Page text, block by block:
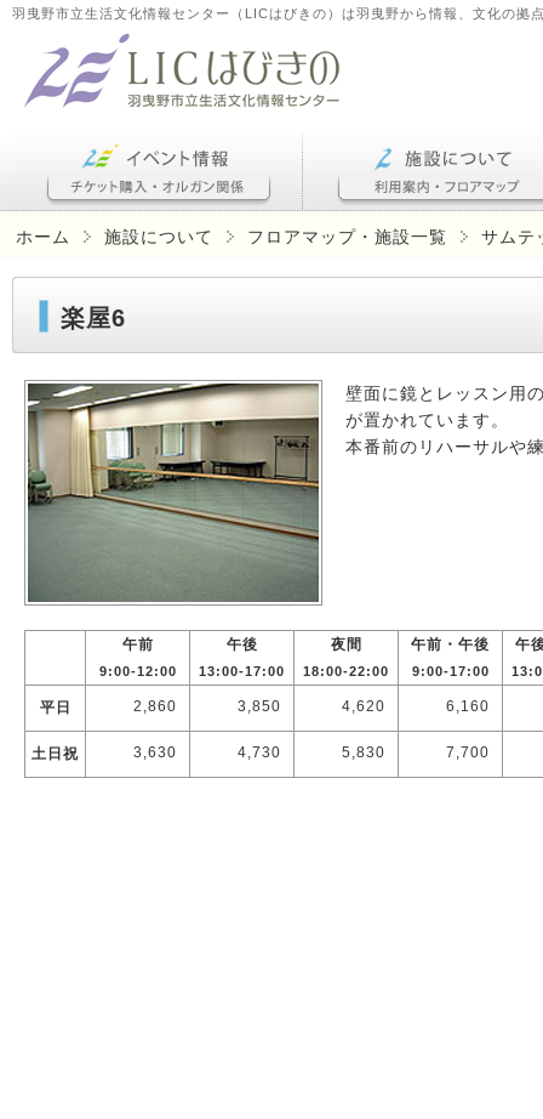
羽曳野市立生活文化情報センター（LICはびきの）は羽曳野から情報、文化の拠
ホーム 施設について フロアマップ・施設一覧 サムテ
楽屋6
壁面に鏡とレッスン用
が置かれています。
本番前のリハーサルや
午前
9:00-12:00
午後
13:00-17:00
夜間
18:00-22:00
午前・午後
9:00-17:00
午
平日 2,860 3,850 4,620 6,160
土日祝 3,630 4,730 5,830 7,700